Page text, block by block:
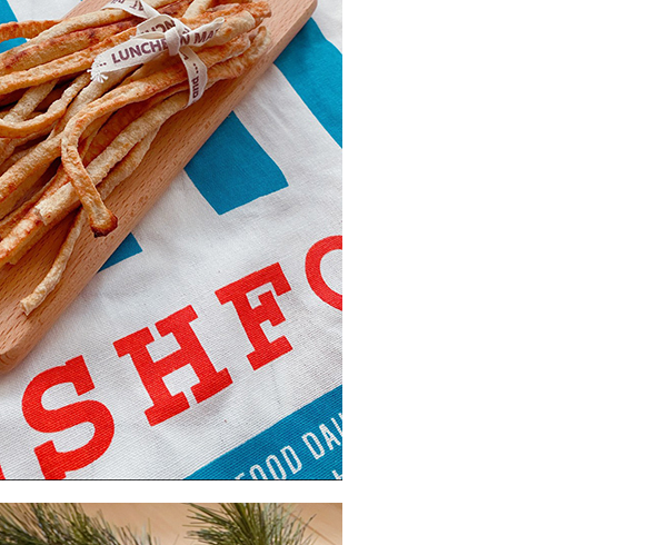
每筆NT$250
付款後門市自取
免運費